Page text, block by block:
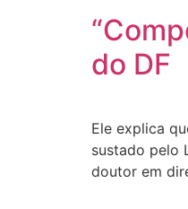
do DF
Ele explica
sustado pelo
doutor em